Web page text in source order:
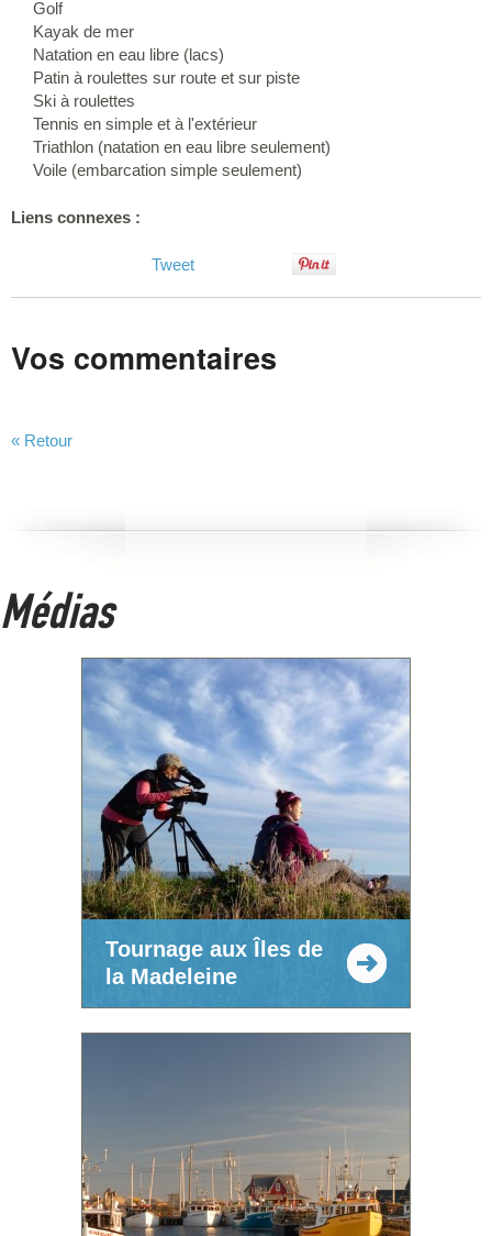
Golf
Kayak de mer
Natation en eau libre (lacs)
Patin à roulettes sur route et sur piste
Ski à roulettes
Tennis en simple et à l'extérieur
Triathlon (natation en eau libre seulement)
Voile (embarcation simple seulement)
Liens connexes :
Tweet
Vos commentaires
« Retour
Médias
Tournage aux Îles de
la Madeleine